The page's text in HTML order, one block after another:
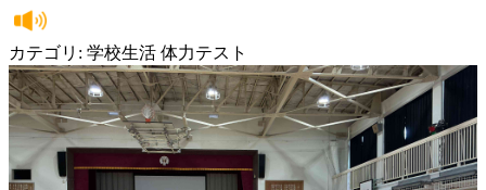
カテゴリ: 学校生活 体力テスト